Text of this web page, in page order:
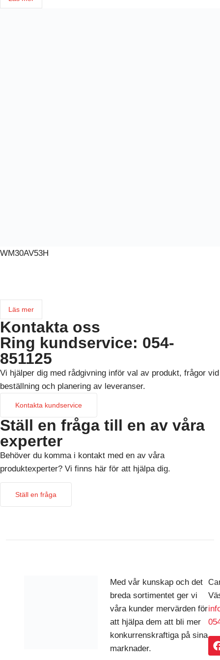
WM30AV53H
Läs mer
Kontakta oss
Ring kundservice: 054-
851125
Vi hjälper dig med rådgivning inför val av produkt, frågor vid
beställning och planering av leveranser.
Kontakta kundservice
Ställ en fråga till en av våra
experter
Behöver du komma i kontakt med en av våra
produktexperter? Vi finns här för att hjälpa dig.
Ställ en fråga
Med vår kunskap och det
breda sortimentet ger vi
våra kunder mervärden för
att hjälpa dem att bli mer
konkurrenskraftiga på sina
marknader.